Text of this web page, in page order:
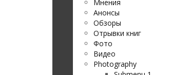
Мнения
Анонсы
Обзоры
Отрывки книг
Фото
Видео
Photography